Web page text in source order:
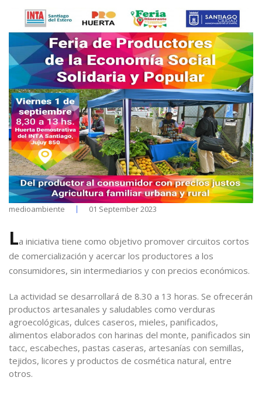
medioambiente 01 September 2023
La iniciativa tiene como objetivo promover circuitos cortos
de comercialización y acercar los productores a los
consumidores, sin intermediarios y con precios económicos.
La actividad se desarrollará de 8.30 a 13 horas. Se ofrecerán
productos artesanales y saludables como verduras
agroecológicas, dulces caseros, mieles, panificados,
alimentos elaborados con harinas del monte, panificados sin
tacc, escabeches, pastas caseras, artesanías con semillas,
tejidos, licores y productos de cosmética natural, entre
otros.